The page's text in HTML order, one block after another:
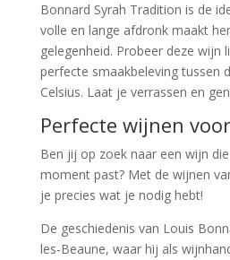
Bonnard Syrah Tradition is de
volle en lange afdronk maakt
gelegenheid. Probeer deze wijn
perfecte smaakbeleving tussen
Celsius. Laat je verrassen en
Perfecte wijnen
Ben jij op zoek naar een wijn
moment past? Met de wijnen
je precies wat je nodig hebt!
De geschiedenis van Louis
les-Beaune, waar hij als